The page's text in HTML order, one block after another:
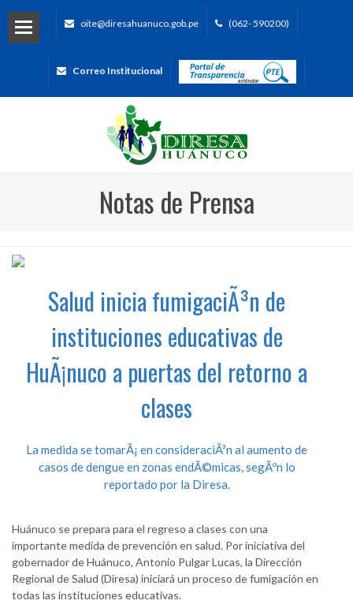
oite@diresahuanuco.gob.pe (062- 590200)
Correo Institucional
Notas de Prensa
Salud inicia fumigaciÃ³n de
instituciones educativas de
HuÃ¡nuco a puertas del retorno a
clases
La medida se tomarÃ¡ en consideraciÃ³n al aumento de
casos de dengue en zonas endÃ©micas, segÃºn lo
reportado por la Diresa.
Huánuco se prepara para el regreso a clases con una
importante medida de prevención en salud. Por iniciativa del
gobernador de Huánuco, Antonio Pulgar Lucas, la Dirección
Regional de Salud (Diresa) iniciará un proceso de fumigación en
todas las instituciones educativas.